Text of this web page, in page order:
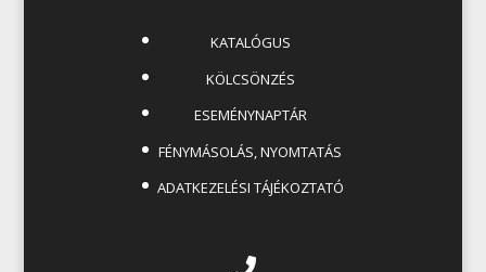
KATALÓGUS
KÖLCSÖNZÉS
ESEMÉNYNAPTÁR
FÉNYMÁSOLÁS, NYOMTATÁS
ADATKEZELÉSI TÁJÉKOZTATÓ